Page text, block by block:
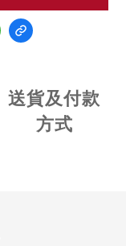
送貨及付款
方式